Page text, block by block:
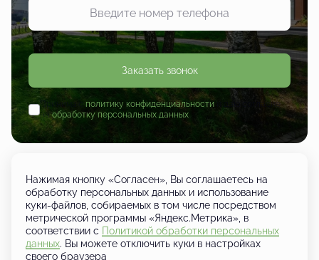
Заказать звонок
Принимаю политику конфиденциальностии даю согласие
наобработку персональных данных
+7 (833) 249-01-01
Кировская область, д. Шутовщина,
Кирово-Чепецкий район, ул.
Ботаническая
Нажимая кнопку «Согласен», Вы соглашаетесь на
обработку персональных данных и использование
куки-файлов, собираемых в том числе посредством
метрической программы «Яндекс.Метрика», в
соответствии с Политикой обработки персональных
данных. Вы можете отключить куки в настройках
своего браузера